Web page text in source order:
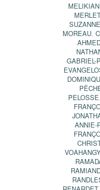
MELIKIAN
MERLET
MOREAU,
GABRIEL-
PELOSSE,
ANNIE-